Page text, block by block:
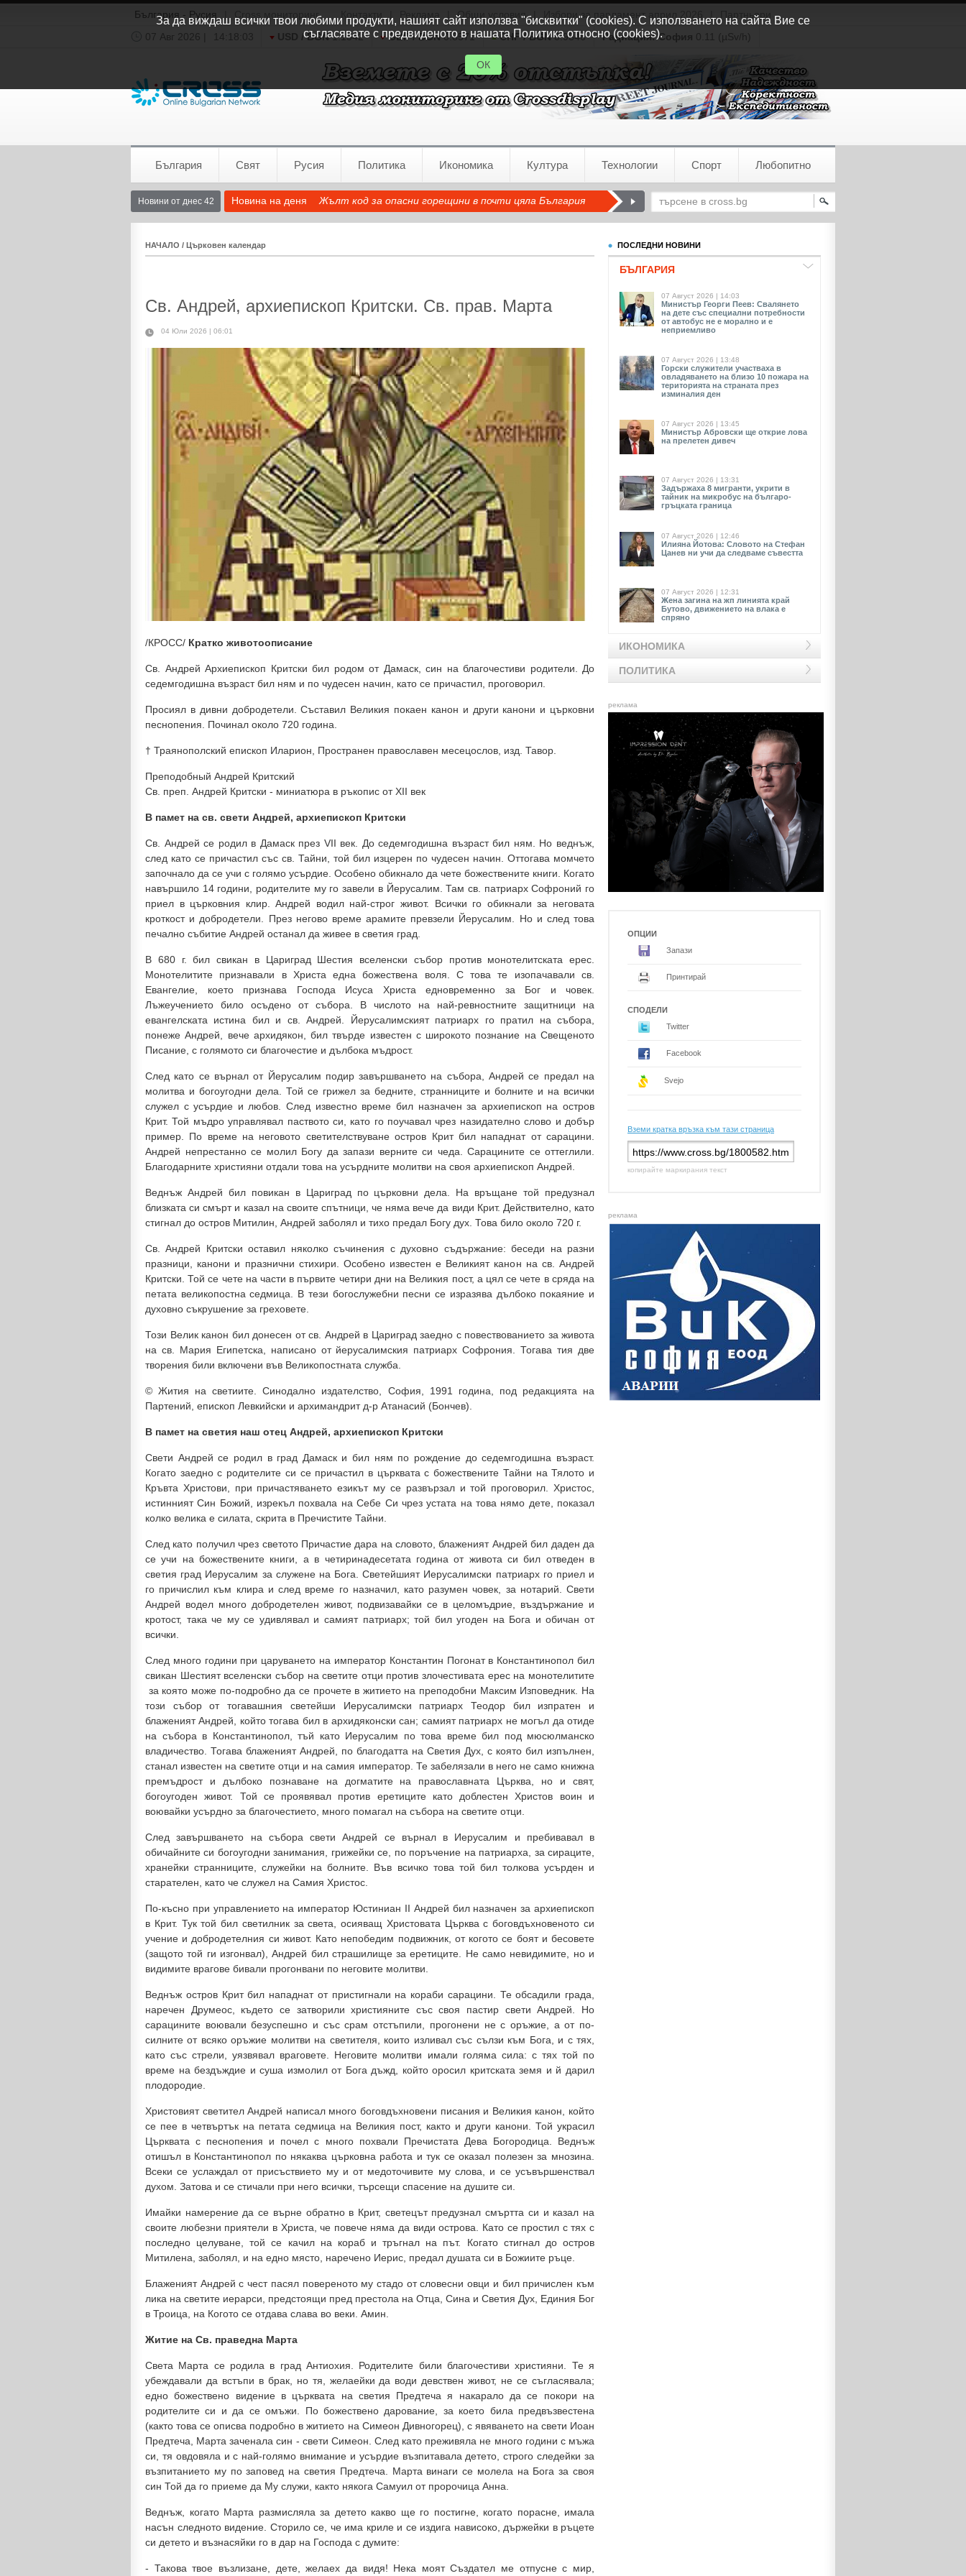
България - Русия Cross мониторинг Общи условия Избори за парламент април 2026
Партньори
07 Авг 2026 |
14:18:04 USD / BGN1.1542 GBP / BGN0.8571 CHF / BGN0.9346 Радиация:София 0.11 (µSv/h)
България Свят Русия Политика Икономика Култура Технологии Спорт Любопитно
Новини от днес 42 Новина на деня Жълт код за опасни горещини в почти цяла България
НАЧАЛО / Църковен календар
Св. Андрей, архиепископ Критски. Св. прав. Марта
04 Юли 2026 | 06:01
/КРОСС/ Кратко животоописание
Св. Андрей Архиепископ Критски бил родом от Дамаск, син на благочестиви родители. До
седемгодишна възраст бил ням и по чудесен начин, като се причастил, проговорил.
Просиял в дивни добродетели. Съставил Великия покаен канон и други канони и църковни
песнопения. Починал около 720 година.
† Траянополский епископ Иларион, Пространен православен месецослов, изд. Тавор.
Преподобный Андрей Критский
Св. преп. Андрей Критски - миниатюра в ръкопис от XII век
В памет на св. свети Андрей, архиепископ Критски
Св. Андрей се родил в Дамаск през VІІ век. До седемгодишна възраст бил ням. Но веднъж,
след като се причастил със св. Тайни, той бил изцерен по чудесен начин. Оттогава момчето
започнало да се учи с голямо усърдие. Особено обикнало да чете божествените книги. Когато
навършило 14 години, родителите му го завели в Йерусалим. Там св. патриарх Софроний го
приел в църковния клир. Андрей водил най-строг живот. Всички го обикнали за неговата
кроткост и добродетели. През негово време арамите превзели Йерусалим. Но и след това
печално събитие Андрей останал да живее в светия град.
В 680 г. бил свикан в Цариград Шестия вселенски събор против монотелитската ерес.
Монотелитите признавали в Христа една божествена воля. С това те изопачавали св.
Евангелие, което признава Господа Исуса Христа едновременно за Бог и човек.
Лъжеучението било осъдено от събора. В числото на най-ревностните защитници на
евангелската истина бил и св. Андрей. Йерусалимският патриарх го пратил на събора,
понеже Андрей, вече архидякон, бил твърде известен с широкото познание на Свещеното
Писание, с голямото си благочестие и дълбока мъдрост.
След като се върнал от Йерусалим подир завършването на събора, Андрей се предал на
молитва и богоугодни дела. Той се грижел за бедните, странниците и болните и на всички
служел с усърдие и любов. След известно време бил назначен за архиепископ на остров
Крит. Той мъдро управлявал паството си, като го поучавал чрез назидателно слово и добър
пример. По време на неговото светителствуване остров Крит бил нападнат от сарацини.
Андрей непрестанно се молил Богу да запази верните си чеда. Сарацините се оттеглили.
Благодарните християни отдали това на усърдните молитви на своя архиепископ Андрей.
Веднъж Андрей бил повикан в Цариград по църковни дела. На връщане той предузнал
близката си смърт и казал на своите спътници, че няма вече да види Крит. Действително, като
стигнал до остров Митилин, Андрей заболял и тихо предал Богу дух. Това било около 720 г.
Св. Андрей Критски оставил няколко съчинения с духовно съдържание: беседи на разни
празници, канони и празнични стихири. Особено известен е Великият канон на св. Андрей
Критски. Той се чете на части в първите четири дни на Великия пост, а цял се чете в сряда на
петата великопостна седмица. В тези богослужебни песни се изразява дълбоко покаяние и
духовно съкрушение за греховете.
Този Велик канон бил донесен от св. Андрей в Цариград заедно с повествованието за живота
на св. Мария Египетска, написано от йерусалимския патриарх Софрония. Тогава тия две
творения били включени във Великопостната служба.
© Жития на светиите. Синодално издателство, София, 1991 година, под редакцията на
Партений, епископ Левкийски и архимандрит д-р Атанасий (Бончев).
В памет на светия наш отец Андрей, архиепископ Критски
Свети Андрей се родил в град Дамаск и бил ням по рождение до седемгодишна възраст.
Когато заедно с родителите си се причастил в църквата с божествените Тайни на Тялото и
Кръвта Христови, при причастяването езикът му се развързал и той проговорил. Христос,
истинният Син Божий, изрекъл похвала на Себе Си чрез устата на това нямо дете, показал
колко велика е силата, скрита в Пречистите Тайни.
След като получил чрез светото Причастие дара на словото, блаженият Андрей бил даден да
се учи на божествените книги, а в четиринадесетата година от живота си бил отведен в
светия град Иерусалим за служене на Бога. Светейшият Иерусалимски патриарх го приел и
го причислил към клира и след време го назначил, като разумен човек, за нотарий. Свети
Андрей водел много добродетелен живот, подвизавайки се в целомъдрие, въздържание и
кротост, така че му се удивлявал и самият патриарх; той бил угоден на Бога и обичан от
всички.
След много години при царуването на император Константин Погонат в Константинопол бил
свикан Шестият вселенски събор на светите отци против злочестивата ерес на монотелитите
­ за която може по-подробно да се прочете в житието на преподобни Максим Изповедник. На
този събор от тогавашния светейши Иерусалимски патриарх Теодор бил изпратен и
блаженият Андрей, който тогава бил в архидяконски сан; самият патриарх не могъл да отиде
на събора в Константинопол, тъй като Иерусалим по това време бил под мюсюлманско
владичество. Тогава блаженият Андрей, по благодатта на Светия Дух, с която бил изпълнен,
станал известен на светите отци и на самия император. Те забелязали в него не само книжна
премъдрост и дълбоко познаване на догматите на православната Църква, но и свят,
богоугоден живот. Той се проявявал против еретиците като доблестен Христов воин и
воювайки усърдно за благочестието, много помагал на събора на светите отци.
След завършването на събора свети Андрей се върнал в Иерусалим и пребивавал в
обичайните си богоугодни занимания, грижейки се, по поръчение на патриарха, за сираците,
хранейки странниците, служейки на болните. Във всичко това той бил толкова усърден и
старателен, като че служел на Самия Христос.
По-късно при управлението на император Юстиниан II Андрей бил назначен за архиепископ
в Крит. Тук той бил светилник за света, осияващ Христовата Църква с боговдъхновеното си
учение и добродетелния си живот. Като непобедим подвижник, от когото се боят и бесовете
(защото той ги изгонвал), Андрей бил страшилище за еретиците. Не само невидимите, но и
видимите врагове бивали прогонвани по неговите молитви.
Веднъж остров Крит бил нападнат от пристигнали на кораби сарацини. Те обсадили града,
наречен Друмеос, където се затворили християните със своя пастир свети Андрей. Но
сарацините воювали безуспешно и със срам отстъпили, прогонени не с оръжие, а от по-
силните от всяко оръжие молитви на светителя, които изливал със сълзи към Бога, и с тях,
като със стрели, уязвявал враговете. Неговите молитви имали голяма сила: с тях той по
време на бездъждие и суша измолил от Бога дъжд, който оросил критската земя и й дарил
плодородие.
Христовият светител Андрей написал много боговдъхновени писания и Великия канон, който
се пее в четвъртък на петата седмица на Великия пост, както и други канони. Той украсил
Църквата с песнопения и почел с много похвали Пречистата Дева Богородица. Веднъж
отишъл в Константинопол по някаква църковна работа и тук се оказал полезен за мнозина.
Всеки се услаждал от присъствието му и от медоточивите му слова, и се усъвършенствал
духом. Затова и се стичали при него всички, търсещи спасение на душите си.
Имайки намерение да се върне обратно в Крит, светецът предузнал смъртта си и казал на
своите любезни приятели в Христа, че повече няма да види острова. Като се простил с тях с
последно целуване, той се качил на кораб и тръгнал на път. Когато стигнал до остров
Митилена, заболял, и на едно място, наречено Иерис, предал душата си в Божиите ръце.
Блаженият Андрей с чест пасял повереното му стадо от словесни овци и бил причислен към
лика на светите иерарси, предстоящи пред престола на Отца, Сина и Светия Дух, Единия Бог
в Троица, на Когото се отдава слава во веки. Амин.
Житие на Св. праведна Марта
Света Марта се родила в град Антиохия. Родителите били благочестиви християни. Те я
убеждавали да встъпи в брак, но тя, желаейки да води девствен живот, не се съгласявала;
едно божествено видение в църквата на светия Предтеча я накарало да се покори на
родителите си и да се омъжи. По божествено дарование, за което била предвъзвестена
(както това се описва подробно в житието на Симеон Дивногорец), с явяването на свети Иоан
Предтеча, Марта заченала син - свети Симеон. След като преживяла не много години с мъжа
си, тя овдовяла и с най-голямо внимание и усърдие възпитавала детето, строго следейки за
възпитанието му по заповед на светия Предтеча. Марта винаги се молела на Бога за своя
син Той да го приеме да Му служи, както някога Самуил от пророчица Анна.
Веднъж, когато Марта размисляла за детето какво ще го постигне, когато порасне, имала
насън следното видение. Сторило се, че има криле и се издига нависоко, държейки в ръцете
си детето и възнасяйки го в дар на Господа с думите:
- Такова твое възлизане, дете, желаех да видя! Нека моят Създател ме отпусне с мир,
ПОСЛЕДНИ НОВИНИ
БЪЛГАРИЯ
07 Август 2026 | 14:03
Министър Георги Пеев: Свалянето
на дете със специални потребности
от автобус не е морално и е
неприемливо
07 Август 2026 | 13:48
Горски служители участваха в
овладяването на близо 10 пожара на
територията на страната през
изминалия ден
07 Август 2026 | 13:45
Министър Абровски ще открие лова
на прелетен дивеч
07 Август 2026 | 13:31
Задържаха 8 мигранти, укрити в
тайник на микробус на българо-
гръцката граница
07 Август 2026 | 12:46
Илияна Йотова: Словото на Стефан
Цанев ни учи да следваме съвестта
07 Август 2026 | 12:31
Жена загина на жп линията край
Бутово, движението на влака е
спряно
ИКОНОМИКА
ПОЛИТИКА
реклама
ОПЦИИ
Запази
Принтирай
СПОДЕЛИ
Twitter
Facebook
Svejo
Вземи кратка връзка към тази страница
копирайте маркирания текст
реклама
За да виждаш всички твои любими продукти, нашият сайт използва "бисквитки" (cookies). С използването на сайта Вие се
съгласявате с предвиденото в нашата Политика относно (cookies).
ОК